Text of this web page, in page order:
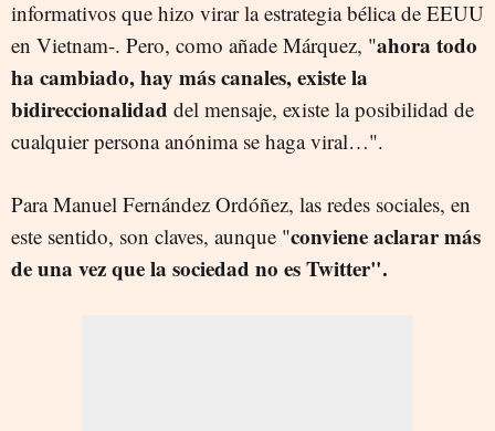
informativos que hizo virar la estrategia bélica de EEUU
en Vietnam-. Pero, como añade Márquez, "ahora todo
ha cambiado, hay más canales, existe la
bidireccionalidad del mensaje, existe la posibilidad de
cualquier persona anónima se haga viral…".
Para Manuel Fernández Ordóñez, las redes sociales, en
este sentido, son claves, aunque "conviene aclarar más
de una vez que la sociedad no es Twitter".